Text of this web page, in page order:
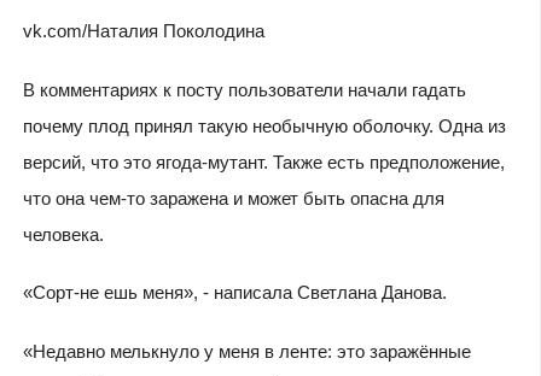
vk.com/Наталия Поколодина
В комментариях к посту пользователи начали гадать
почему плод принял такую необычную оболочку. Одна из
версий, что это ягода-мутант. Также есть предположение,
что она чем-то заражена и может быть опасна для
человека.
«Сорт-не ешь меня», - написала Светлана Данова.
«Недавно мелькнуло у меня в ленте: это заражённые